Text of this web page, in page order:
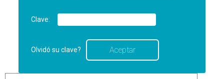
Clave:
Olvidó su clave?